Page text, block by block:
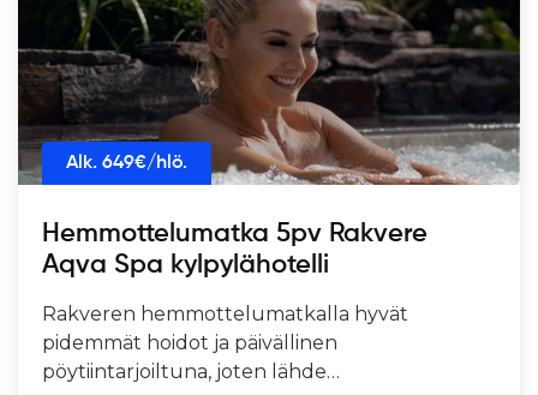
Alk. 649€/hlö.
Hemmottelumatka 5pv Rakvere
Aqva Spa kylpylähotelli
Rakveren hemmottelumatkalla hyvät
pidemmät hoidot ja päivällinen
pöytiintarjoiltuna, joten lähde…